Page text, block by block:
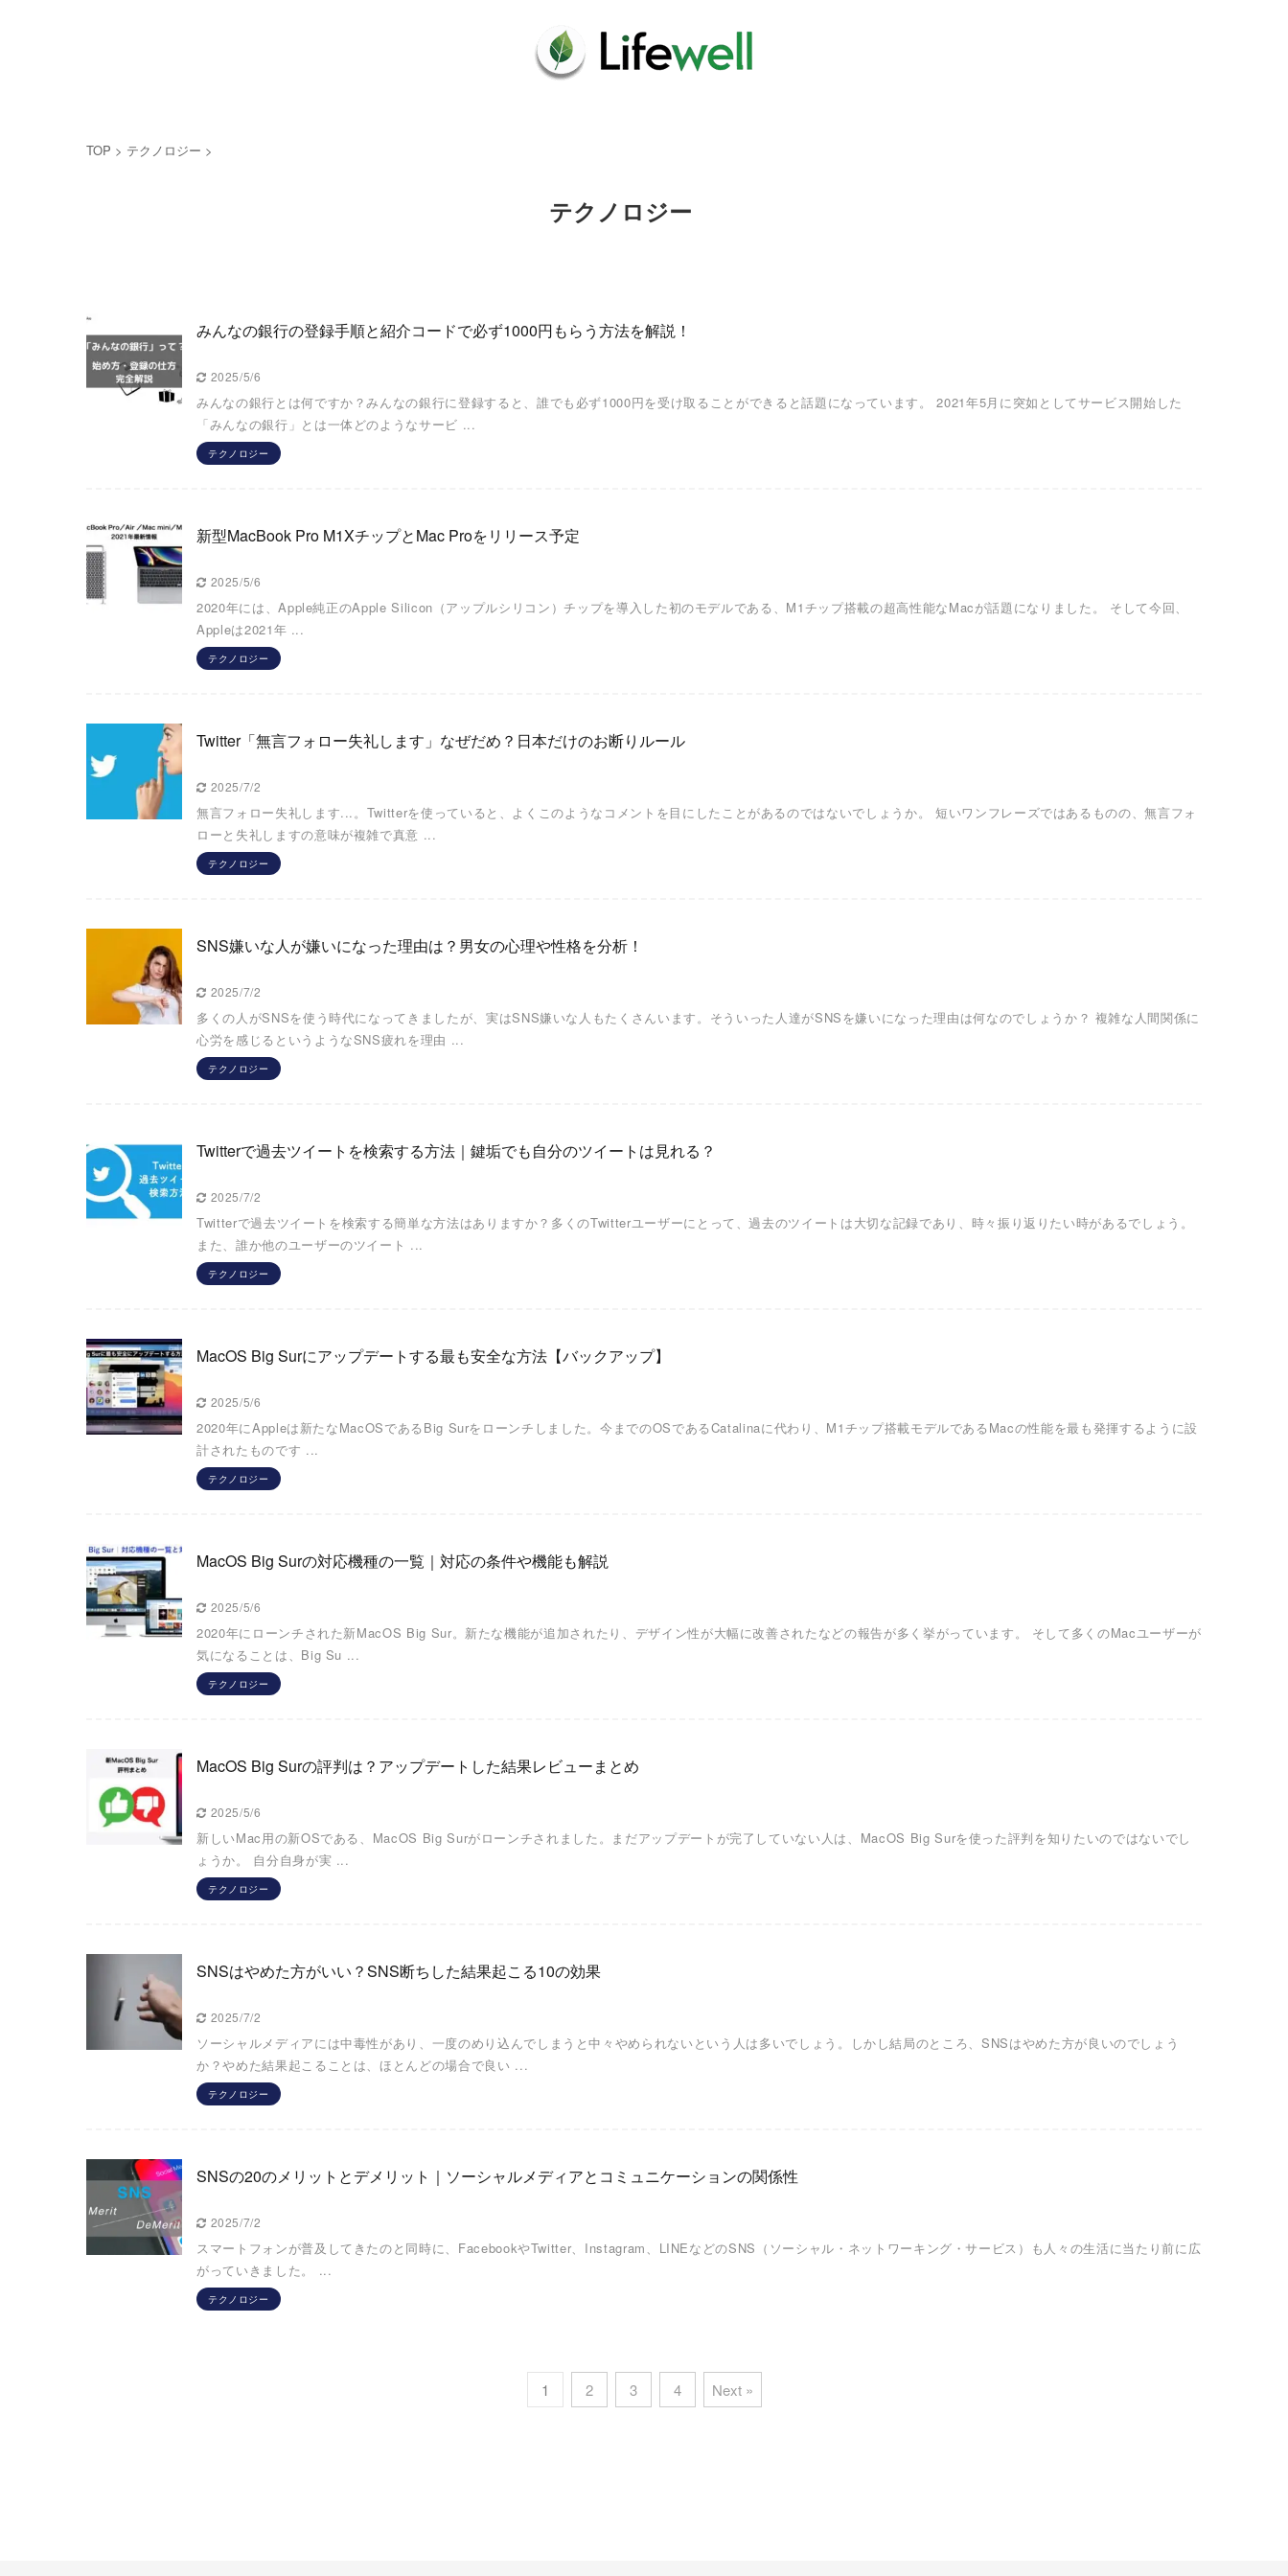
TOP > テクノロジー >
テクノロジー
みんなの銀行の登録手順と紹介コードで必ず1000円もらう方法を解説！
2025/5/6
みんなの銀行とは何ですか？みんなの銀行に登録すると、誰でも必ず1000円を受け取ることができると話題になっています。 2021年5月に突如としてサービス開始した
「みんなの銀行」とは一体どのようなサービ ...
テクノロジー
新型MacBook Pro M1XチップとMac Proをリリース予定
2025/5/6
2020年には、Apple純正のApple Silicon（アップルシリコン）チップを導入した初のモデルである、M1チップ搭載の超高性能なMacが話題になりました。 そして今回、
Appleは2021年 ...
テクノロジー
Twitter「無言フォロー失礼します」なぜだめ？日本だけのお断りルール
2025/7/2
無言フォロー失礼します...。Twitterを使っていると、よくこのようなコメントを目にしたことがあるのではないでしょうか。 短いワンフレーズではあるものの、無言フォ
ローと失礼しますの意味が複雑で真意 ...
テクノロジー
SNS嫌いな人が嫌いになった理由は？男女の心理や性格を分析！
2025/7/2
多くの人がSNSを使う時代になってきましたが、実はSNS嫌いな人もたくさんいます。そういった人達がSNSを嫌いになった理由は何なのでしょうか？ 複雑な人間関係に
心労を感じるというようなSNS疲れを理由 ...
テクノロジー
Twitterで過去ツイートを検索する方法｜鍵垢でも自分のツイートは見れる？
2025/7/2
Twitterで過去ツイートを検索する簡単な方法はありますか？多くのTwitterユーザーにとって、過去のツイートは大切な記録であり、時々振り返りたい時があるでしょう。
また、誰か他のユーザーのツイート ...
テクノロジー
MacOS Big Surにアップデートする最も安全な方法【バックアップ】
2025/5/6
2020年にAppleは新たなMacOSであるBig Surをローンチしました。今までのOSであるCatalinaに代わり、M1チップ搭載モデルであるMacの性能を最も発揮するように設
計されたものです ...
テクノロジー
MacOS Big Surの対応機種の一覧｜対応の条件や機能も解説
2025/5/6
2020年にローンチされた新MacOS Big Sur。新たな機能が追加されたり、デザイン性が大幅に改善されたなどの報告が多く挙がっています。 そして多くのMacユーザーが
気になることは、Big Su ...
テクノロジー
MacOS Big Surの評判は？アップデートした結果レビューまとめ
2025/5/6
新しいMac用の新OSである、MacOS Big Surがローンチされました。まだアップデートが完了していない人は、MacOS Big Surを使った評判を知りたいのではないでし
ょうか。 自分自身が実 ...
テクノロジー
SNSはやめた方がいい？SNS断ちした結果起こる10の効果
2025/7/2
ソーシャルメディアには中毒性があり、一度のめり込んでしまうと中々やめられないという人は多いでしょう。しかし結局のところ、SNSはやめた方が良いのでしょう
か？やめた結果起こることは、ほとんどの場合で良い ...
テクノロジー
SNSの20のメリットとデメリット｜ソーシャルメディアとコミュニケーションの関係性
2025/7/2
スマートフォンが普及してきたのと同時に、FacebookやTwitter、Instagram、LINEなどのSNS（ソーシャル・ネットワーキング・サービス）も人々の生活に当たり前に広
がっていきました。 ...
テクノロジー
1 2 3 4 Next »